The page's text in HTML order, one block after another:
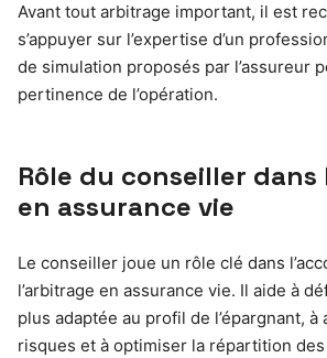
Avant tout arbitrage important, il est
s’appuyer sur l’expertise d’un
de simulation proposés par l’assureur
pertinence de l’opération.
Rôle du conseiller dans
en assurance vie
Le conseiller joue un rôle clé dans
l’arbitrage en assurance vie. Il aide à
plus adaptée au profil de l’épargnant, à
risques et à optimiser la répartition des